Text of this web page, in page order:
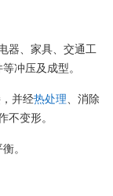
器、家具、交通工
冲压及成型。
并经热处理 、消除
不变形。
。